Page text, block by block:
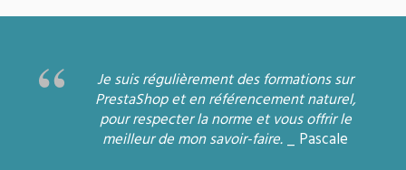
Je suis régulièrement des formations sur
PrestaShop et en référencement naturel,
pour respecter la norme et vous offrir le
meilleur de mon savoir-faire. _ Pascale